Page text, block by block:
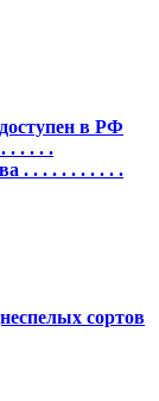
в РФ
. . . . .
. . . . . . . . . . .
сортов